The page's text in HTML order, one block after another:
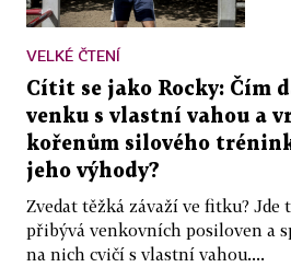
VELKÉ ČTENÍ
Cítit se jako Rocky: Čím
venku s vlastní vahou a
kořenům silového
jeho výhody?
Zvedat těžká závaží ve fitku? Jde
přibývá venkovních posiloven a
na nich cvičí s vlastní vahou....